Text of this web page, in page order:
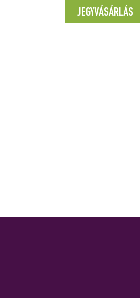
JEGYVÁSÁRLÁS